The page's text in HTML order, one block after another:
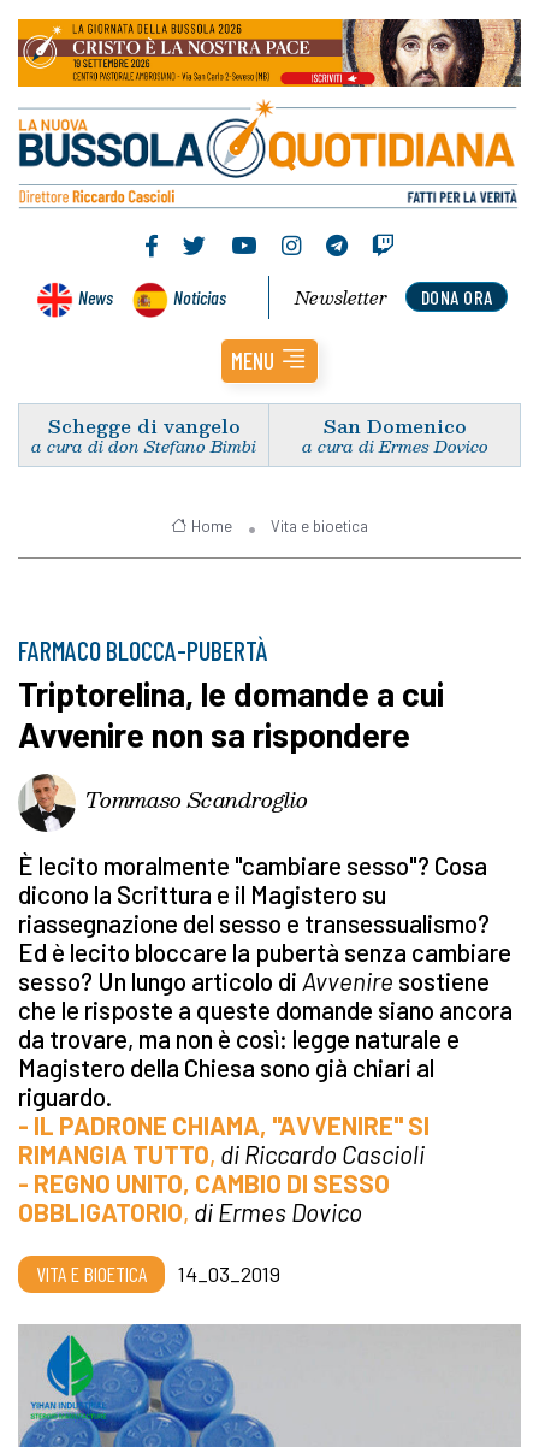
News Noticias DONA ORA
Newsletter
MENU
Schegge di vangelo
a cura di don Stefano Bimbi
San Domenico
a cura di Ermes Dovico
Home Vita e bioetica
FARMACO BLOCCA-PUBERTÀ
Triptorelina, le domande a cui
Avvenire non sa rispondere
Tommaso Scandroglio
È lecito moralmente "cambiare sesso"? Cosa
dicono la Scrittura e il Magistero su
riassegnazione del sesso e transessualismo?
Ed è lecito bloccare la pubertà senza cambiare
sesso? Un lungo articolo di Avvenire sostiene
che le risposte a queste domande siano ancora
da trovare, ma non è così: legge naturale e
Magistero della Chiesa sono già chiari al
riguardo.
- IL PADRONE CHIAMA, "AVVENIRE" SI
RIMANGIA TUTTO, di Riccardo Cascioli
- REGNO UNITO, CAMBIO DI SESSO
OBBLIGATORIO, di Ermes Dovico
VITA E BIOETICA 14_03_2019